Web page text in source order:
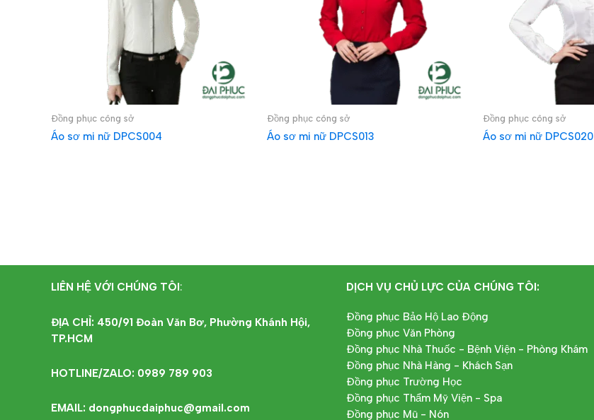
Đồng phục công sở
Áo sơ mi nữ DPCS004
Đồng phục công sở
Áo sơ mi nữ DPCS013
Đồng phục công sở
Áo sơ mi nữ DPCS020
LIÊN HỆ VỚI CHÚNG TÔI :
ĐỊA CHỈ: 450/91 Đoàn Văn Bơ, Phường Khánh Hội,
TP.HCM
HOTLINE/ZALO: 0989 789 903
EMAIL: dongphucdaiphuc@gmail.com
DỊCH VỤ CHỦ LỰC CỦA CHÚNG TÔI:
Đồng phục Bảo Hộ Lao Động
Đồng phục Văn Phòng
Đồng phục Nhà Thuốc - Bệnh Viện - Phòng Khám
Đồng phục Nhà Hàng - Khách Sạn
Đồng phục Trường Học
Đồng phục Thẩm Mỹ Viện - Spa
Đồng phục Mũ - Nón